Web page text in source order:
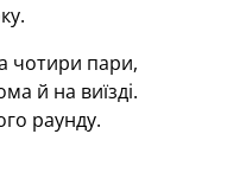
чотири пари,
й на виїзді.
раунду.